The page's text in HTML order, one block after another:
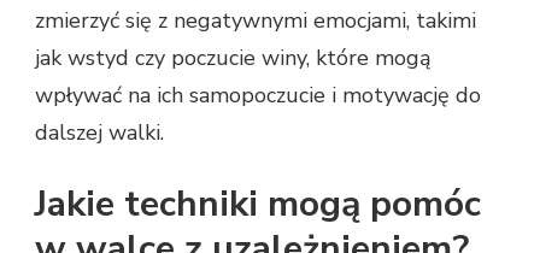
zmierzyć się z negatywnymi emocjami, takimi
jak wstyd czy poczucie winy, które mogą
wpływać na ich samopoczucie i motywację do
dalszej walki.
Jakie techniki mogą pomóc